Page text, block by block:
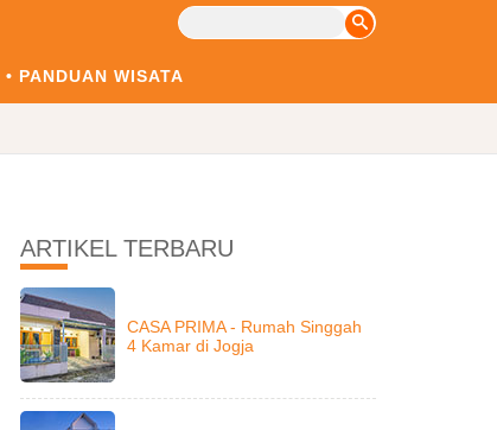
PANDUAN WISATA
ARTIKEL TERBARU
CASA PRIMA - Rumah Singgah
4 Kamar di Jogja